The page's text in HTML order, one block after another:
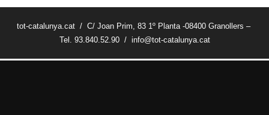
tot-catalunya.cat / C/ Joan Prim, 83 1º Planta -08400 Granollers –
Tel. 93.840.52.90 / info@tot-catalunya.cat